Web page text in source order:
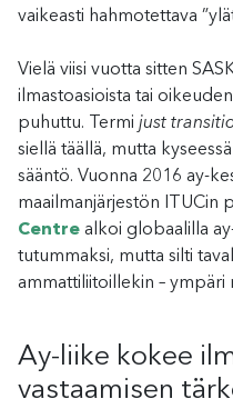
vaikeasti hahmotettava
Vielä viisi vuotta sitten
ilmastoasioista tai
puhuttu. Termi just
siellä täällä, mutta
sääntö. Vuonna 2016 ay-
maailmanjärjestön ITUCin
Centre alkoi globaalilla
tutummaksi, mutta silti
ammattiliitoillekin – ympäri
Ay-liike kokee
vastaamisen